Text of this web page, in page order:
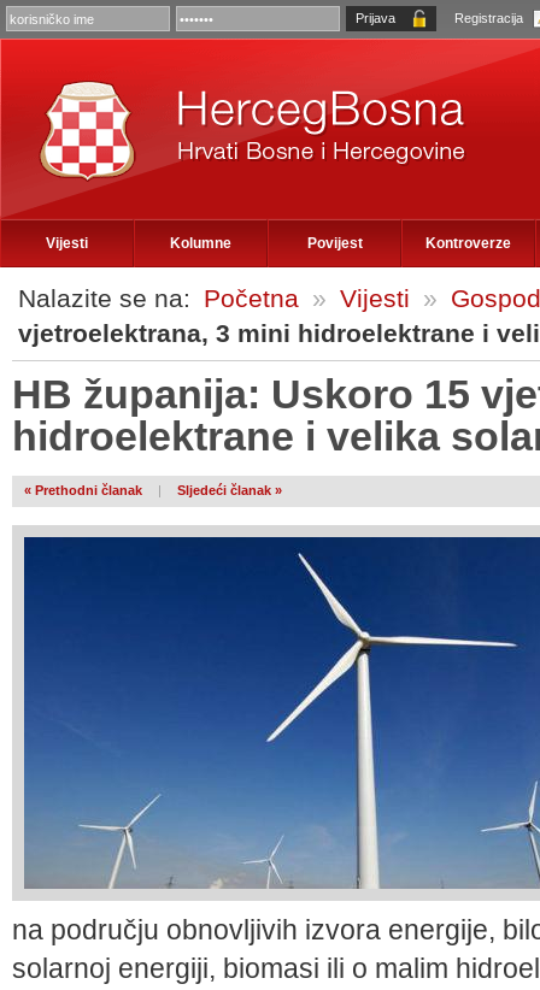
Registracija
Vijesti Kolumne Povijest Kontroverze
Nalazite se na: Početna » Vijesti »
vjetroelektrana, 3 mini hidroelektrane i
HB županija: Uskoro 15
hidroelektrane i velika
« Prethodni članak | Sljedeći članak »
na području obnovljivih izvora energije,
solarnoj energiji, biomasi ili o malim